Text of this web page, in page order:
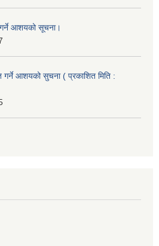
आशयको सूचना।
गर्ने आशयको सुचना ( प्रकाशित मिति :